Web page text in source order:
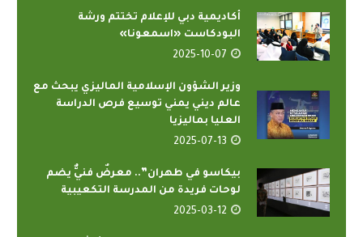
أكاديمية دبي للإعلام تختتم ورشة
البودكاست «اسمعونا»
2025-10-07
وزير الشؤون الإسلامية الماليزي يبحث مع
عالم ديني يمني توسيع فرص الدراسة
العليا بماليزيا
2025-07-13
بيكاسو في طهران”.. معرضٌ فنيٌّ يضم
لوحات فريدة من المدرسة التكعيبية
2025-03-12